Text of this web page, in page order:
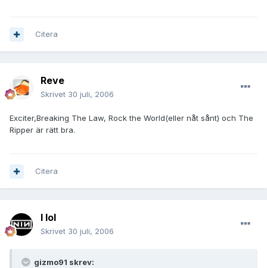
Citera
Reve
Skrivet 30 juli, 2006
Exciter,Breaking The Law, Rock the World(eller nåt sånt) och The
Ripper är rätt bra.
Citera
I lol
Skrivet 30 juli, 2006
gizmo91 skrev: